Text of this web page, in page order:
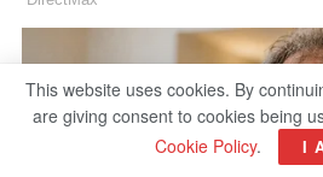
This website uses cookies. By
are giving consent to cookies being
Cookie Policy. I